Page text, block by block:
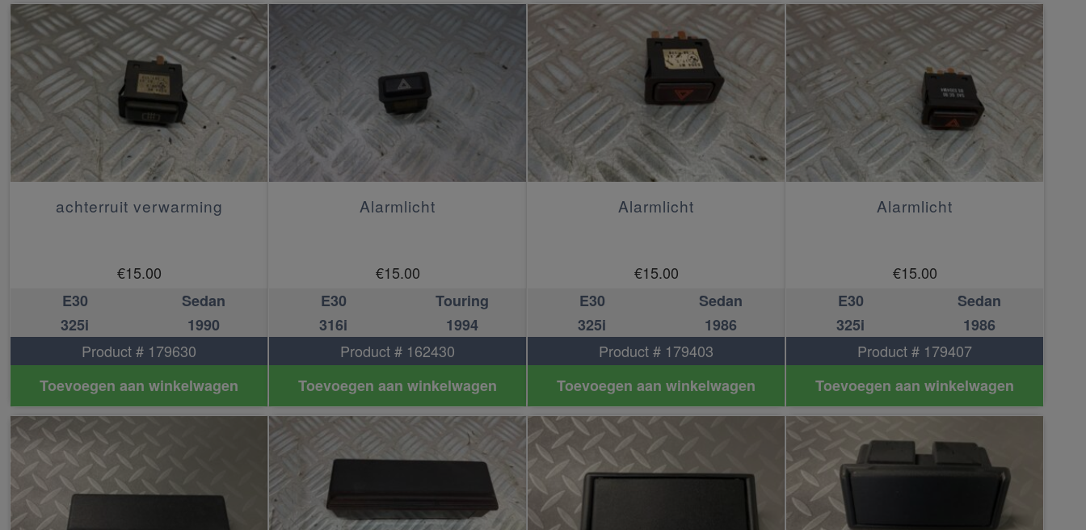
achterruit verwarming
€15.00
E30
Sedan
325i
1990
Product # 179630
Toevoegen aan winkelwagen
Alarmlicht
€15.00
E30
Touring
316i
1994
Product # 162430
Toevoegen aan winkelwagen
Alarmlicht
€15.00
E30
Sedan
325i
1986
Product # 179403
Toevoegen aan winkelwagen
Alarmlicht
€15.00
E30
Sedan
325i
1986
Product # 179407
Toevoegen aan winkelwagen